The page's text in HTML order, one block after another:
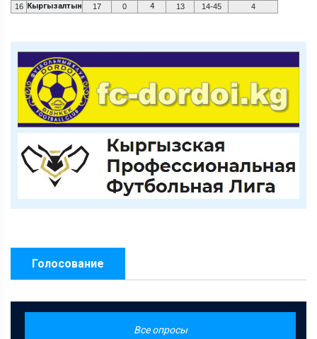
16 Кыргызалтын 17 0 4 13 14-45 4
Голосование
Все опросы